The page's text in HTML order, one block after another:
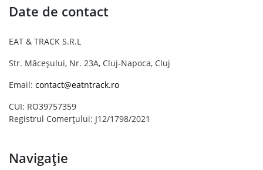
Date de contact
EAT & TRACK S.R.L
Str. Măceșului, Nr. 23A, Cluj-Napoca, Cluj
Email: contact@eatntrack.ro
CUI: RO39757359
Registrul Comerțului: J12/1798/2021
Navigație